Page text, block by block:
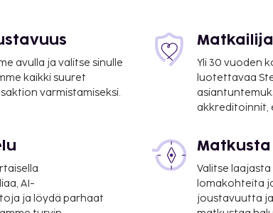
avulla ja valitse sinulle
kaikki suuret
varmistamiseksi.
Yli 30 vuoden
luotettavaa
akkreditoinnit,
AI-
ja löydä parhaat
Valitse
lomakohteita
joustavuutta